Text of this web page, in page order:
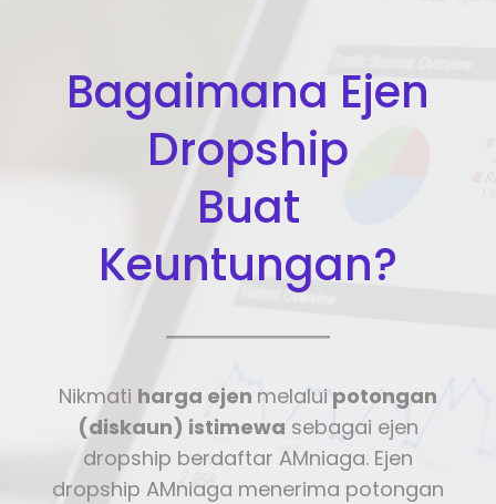
Bagaimana Ejen
Dropship
Buat
Keuntungan?
Nikmati harga ejen melalui potongan
(diskaun) istimewa sebagai ejen
dropship berdaftar AMniaga. Ejen
dropship AMniaga menerima potongan